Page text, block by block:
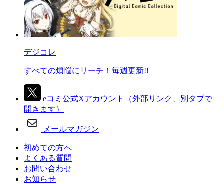
デジコレ
すべての煩悩にリーチ！毎週更新!!
eコミ公式Xアカウント
（外部リンク、別タブで
開きます）
メールマガジン
初めての方へ
よくある質問
お問い合わせ
お知らせ